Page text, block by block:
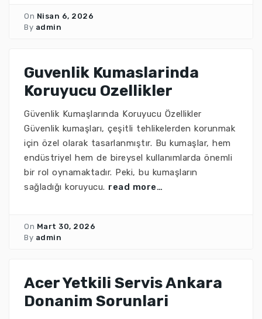
On Nisan 6, 2026
By admin
Guvenlik Kumaslarinda
Koruyucu Ozellikler
Güvenlik Kumaşlarında Koruyucu Özellikler
Güvenlik kumaşları, çeşitli tehlikelerden korunmak
için özel olarak tasarlanmıştır. Bu kumaşlar, hem
endüstriyel hem de bireysel kullanımlarda önemli
bir rol oynamaktadır. Peki, bu kumaşların
sağladığı koruyucu. read more…
On Mart 30, 2026
By admin
Acer Yetkili Servis Ankara
Donanim Sorunlari